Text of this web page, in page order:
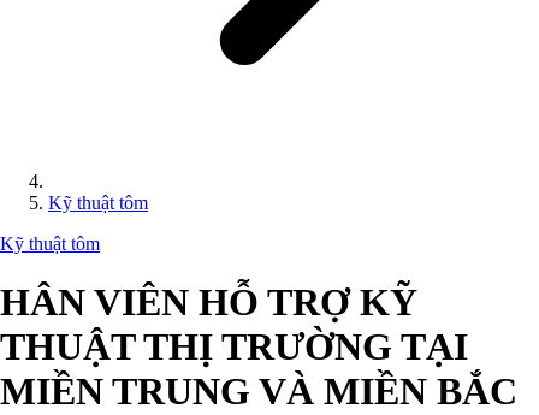
Kỹ thuật tôm
Kỹ thuật tôm
HÂN VIÊN HỖ TRỢ KỸ
THUẬT THỊ TRƯỜNG TẠI
MIỀN TRUNG VÀ MIỀN BẮC